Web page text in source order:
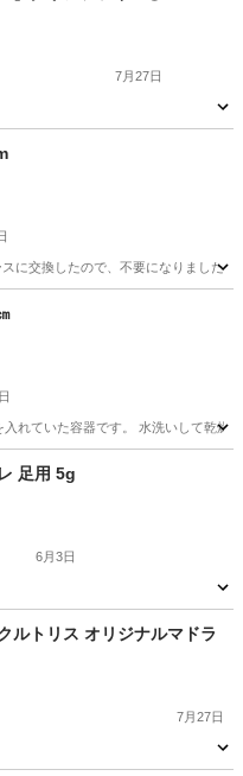
7月27日
に交換したので、不要になりました
れていた容器です。 水洗いして乾
容器未使用☆デオナチュレ 足用 5g
6月3日
デオナチュレ
ジナルマドラ
7月27日